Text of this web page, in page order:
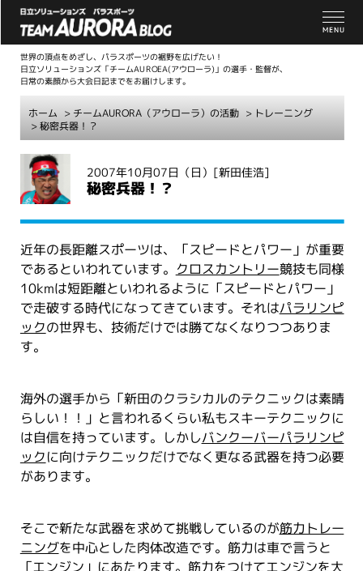
世界の頂点をめざし、パラスポーツの裾野を広げたい！
日立ソリューションズ「チームAUROEA(アウローラ)」の選手・監督が、
日常の素顔から大会日記までをお届けします。
ホーム > チームAURORA（アウローラ）の活動 > トレーニング
> 秘密兵器！？
2007年10月07日（日） [新田佳浩]
秘密兵器！？
近年の長距離スポーツは、「スピードとパワー」が重要
であるといわれています。 クロスカントリー競技も同様
10kmは短距離といわれるように「スピードとパワー」
で走破する時代になってきています。それはパラリンピ
ックの世界も、技術だけでは勝てなくなりつつありま
す。
海外の選手から「新田のクラシカルのテクニックは素晴
らしい！！」と言われるくらい私もスキーテクニックに
は自信を持っています。しかしバンクーバーパラリンピ
ックに向けテクニックだけでなく更なる武器を持つ必要
があります。
そこで新たな武器を求めて挑戦しているのが筋力トレー
ニングを中心とした肉体改造です。筋力は車で言うと
「エンジン」にあたります。筋力をつけてエンジンを大